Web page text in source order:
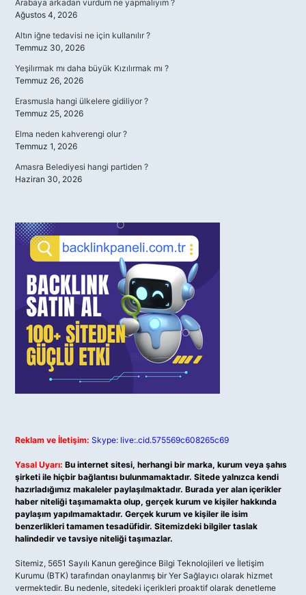
Arabaya arkadan vurdum ne yapmalıyım ?
Ağustos 4, 2026
Altın iğne tedavisi ne için kullanılır ?
Temmuz 30, 2026
Yeşilırmak mı daha büyük Kızılırmak mı ?
Temmuz 26, 2026
Erasmusla hangi ülkelere gidiliyor ?
Temmuz 25, 2026
Elma neden kahverengi olur ?
Temmuz 1, 2026
Amasra Belediyesi hangi partiden ?
Haziran 30, 2026
Reklam ve İletişim: Skype: live:.cid.575569c608265c69
Yasal Uyarı: Bu internet sitesi, herhangi bir marka, kurum veya şahıs
şirketi ile hiçbir bağlantısı bulunmamaktadır. Sitede yalnızca kendi
hazırladığımız makaleler paylaşılmaktadır. Burada yer alan içerikler
haber niteliği taşımamakta olup, gerçek kurum ve kişiler hakkında
paylaşım yapılmamaktadır. Gerçek kurum ve kişiler ile isim
benzerlikleri tamamen tesadüfidir. Sitemizdeki bilgiler taslak
halindedir ve tavsiye niteliği taşımazlar.
Sitemiz, 5651 Sayılı Kanun gereğince Bilgi Teknolojileri ve İletişim
Kurumu (BTK) tarafından onaylanmış bir Yer Sağlayıcı olarak hizmet
vermektedir. Bu nedenle, sitedeki içerikleri proaktif olarak denetleme